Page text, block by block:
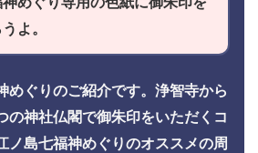
よ。
めぐりのご紹介です。浄智寺から
の神社仏閣で御朱印をいただくコ
ノ島七福神めぐりのオススメの周